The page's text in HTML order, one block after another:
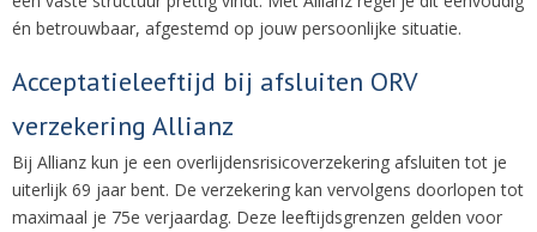
én betrouwbaar, afgestemd op jouw persoonlijke situatie.
Acceptatieleeftijd bij afsluiten ORV
verzekering Allianz
Bij Allianz kun je een overlijdensrisicoverzekering afsluiten tot je
uiterlijk 69 jaar bent. De verzekering kan vervolgens doorlopen tot
maximaal je 75e verjaardag. Deze leeftijdsgrenzen gelden voor